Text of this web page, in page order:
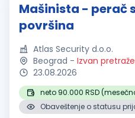
Mašinista - perač
površina
Atlas Security d.o.o.
Beograd - Izvan
23.08.2026
neto 90.000 RSD
Obaveštenje o statusu